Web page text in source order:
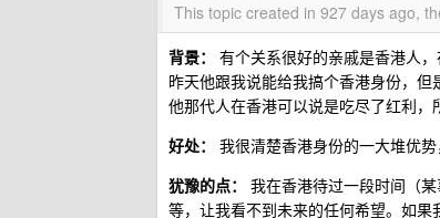
This topic created in 927 days ago,
背景：
有个关系很好的亲戚是香港人
昨天他跟我说能给我搞个香港身份，但
他那代人在香港可以说是吃尽了红利
好处：
我很清楚香港身份的一大堆优
犹豫的点：
我在香港待过一段时间（
等，让我看不到未来的任何希望。如果